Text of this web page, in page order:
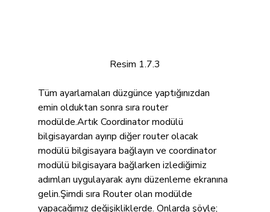
Resim 1.7.3
Tüm ayarlamaları düzgünce yaptığınızdan
emin olduktan sonra sıra router
modülde.Artık Coordinator modülü
bilgisayardan ayırıp diğer router olacak
modülü bilgisayara bağlayın ve coordinator
modülü bilgisayara bağlarken izlediğimiz
adımları uygulayarak aynı düzenleme ekranına
gelin.Şimdi sıra Router olan modülde
yapacağımız değişikliklerde. Onlarda şöyle;